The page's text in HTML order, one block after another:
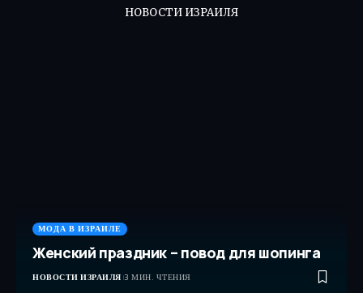
НОВОСТИ ИЗРАИЛЯ
МОДА В ИЗРАИЛЕ
Женский праздник – повод для шопинга
НОВОСТИ ИЗРАИЛЯ 3 МИН. ЧТЕНИЯ